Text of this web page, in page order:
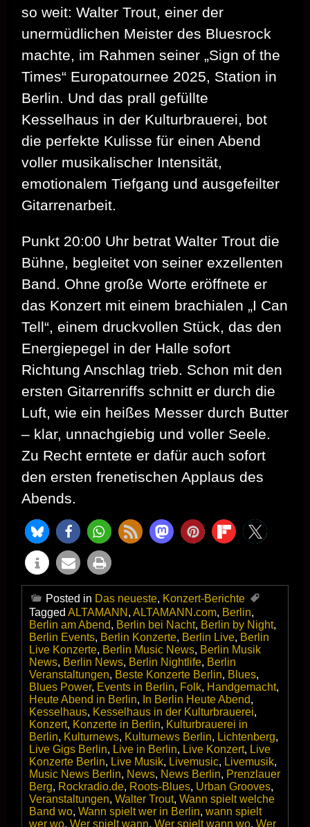
so weit: Walter Trout, einer der
unermüdlichen Meister des Bluesrock
machte, im Rahmen seiner „Sign of the
Times“ Europatournee 2025, Station in
Berlin. Und das prall gefüllte
Kesselhaus in der Kulturbrauerei, bot
die perfekte Kulisse für einen Abend
voller musikalischer Intensität,
emotionalem Tiefgang und ausgefeilter
Gitarrenarbeit.
Punkt 20:00 Uhr betrat Walter Trout die
Bühne, begleitet von seiner exzellenten
Band. Ohne große Worte eröffnete er
das Konzert mit einem brachialen „I Can
Tell“, einem druckvollen Stück, das den
Energiepegel in der Halle sofort
Richtung Anschlag trieb. Schon mit den
ersten Gitarrenriffs schnitt er durch die
Luft, wie ein heißes Messer durch Butter
– klar, unnachgiebig und voller Seele.
Zu Recht erntete er dafür auch sofort
den ersten frenetischen Applaus des
Abends.
Posted in Das neueste, Konzert-Berichte
Tagged ALTAMANN , ALTAMANN.com, Berlin,
Berlin am Abend, Berlin bei Nacht, Berlin by Night,
Berlin Events, Berlin Konzerte, Berlin Live, Berlin
Live Konzerte, Berlin Music News, Berlin Musik
News, Berlin News, Berlin Nightlife, Berlin
Veranstaltungen, Beste Konzerte Berlin, Blues,
Blues Power, Events in Berlin, Folk, Handgemacht,
Heute Abend in Berlin, In Berlin Heute Abend,
Kesselhaus, Kesselhaus in der Kulturbrauerei,
Konzert, Konzerte in Berlin, Kulturbrauerei in
Berlin, Kulturnews, Kulturnews Berlin, Lichtenberg,
Live Gigs Berlin, Live in Berlin, Live Konzert, Live
Konzerte Berlin, Live Musik, Livemusic, Livemusik,
Music News Berlin, News, News Berlin, Prenzlauer
Berg, Rockradio.de, Roots-Blues, Urban Grooves,
Veranstaltungen, Walter Trout, Wann spielt welche
Band wo, Wann spielt wer in Berlin, wann spielt
wer wo, Wer spielt wann, Wer spielt wann wo, Wer